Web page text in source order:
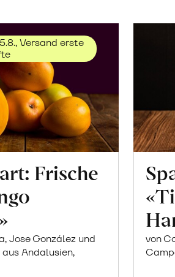
Versand erste
Frische
Jose González und
Andalusien,
von